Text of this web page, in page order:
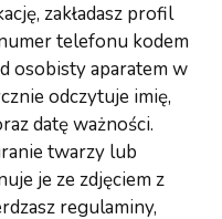
zakładasz profil
telefonu kodem
osobisty aparatem w
odczytuje imię,
datę ważności.
twarzy lub
je ze zdjęciem z
regulaminy,